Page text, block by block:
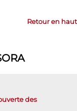
Retour en haut
des